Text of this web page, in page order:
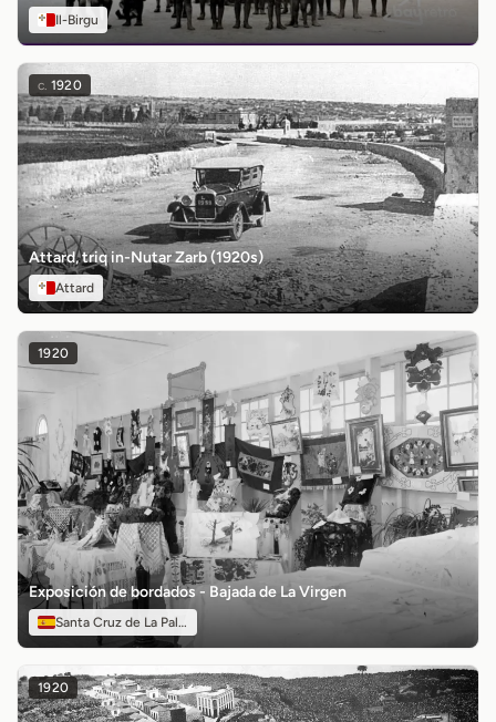
Il-Birgu
c. 1920
Attard, triq in-Nutar Zarb (1920s)
Attard
1920
Exposición de bordados - Bajada de La Virgen
Santa Cruz de La Palma
1920